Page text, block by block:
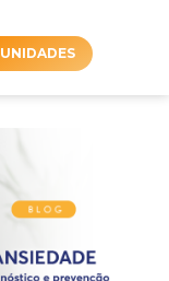
UNIDADES